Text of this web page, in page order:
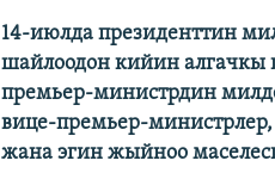
14-июлда президенттин
шайлоодон кийин алгачкы
премьер-министрдин
вице-премьер-
жана эгин жыйноо